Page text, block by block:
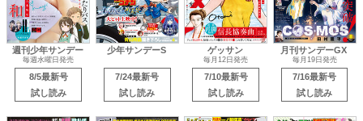
週刊少年サンデー
毎週水曜日発売
8/5最新号
試し読み
少年サンデーS
7/24最新号
試し読み
ゲッサン
毎月12日発売
7/10最新号
試し読み
月刊サンデーGX
毎月19日発売
7/16最新号
試し読み